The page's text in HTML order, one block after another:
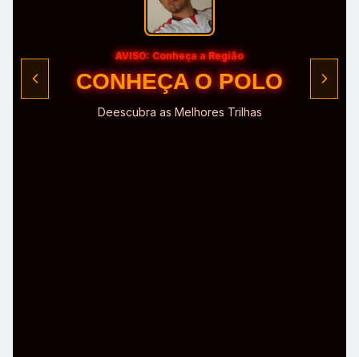
AVISO: Conheça a Região
CONHEÇA O POLO
Deescubra as Melhores Trilhas